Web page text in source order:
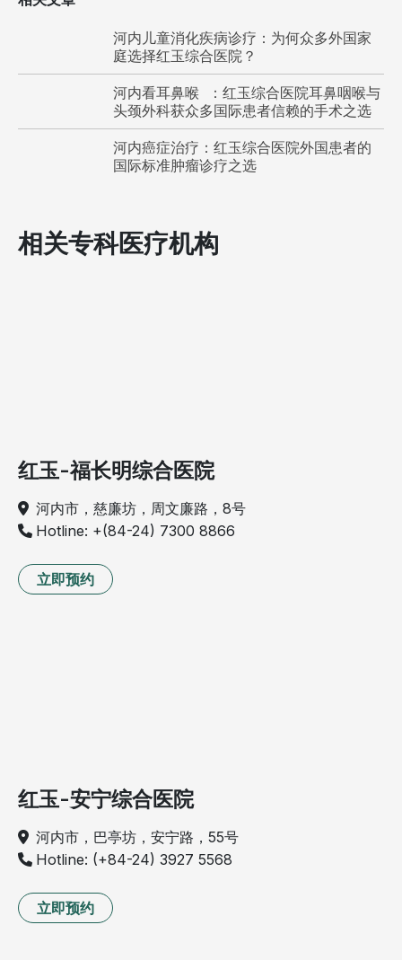
河内儿童消化疾病诊疗：为何众多外国家
庭选择红玉综合医院？
河内看耳鼻喉 ：红玉综合医院耳鼻咽喉与
头颈外科获众多国际患者信赖的手术之选
河内癌症治疗：红玉综合医院外国患者的
国际标准肿瘤诊疗之选
相关专科医疗机构
红玉-福长明综合医院
河内市，慈廉坊，周文廉路，8号
Hotline: +(84-24) 7300 8866
立即预约
红玉-安宁综合医院
河内市，巴亭坊，安宁路，55号
Hotline: (+84-24) 3927 5568
立即预约